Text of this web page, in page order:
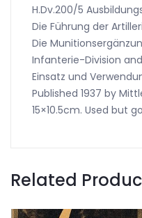
H.Dv.200/5
Die Führung der
Die
Infanterie-Division
Einsatz und
Published 1937 by
15×10.5cm. Used but
Related